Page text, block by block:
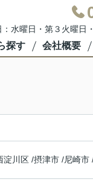
水曜日・第３火曜日
探す 会社概要
淀川区 /摂津市 /尼崎市